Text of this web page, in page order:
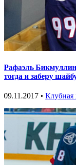
Рафаэль
тогда и заберу
09.11.2017 • Клубная